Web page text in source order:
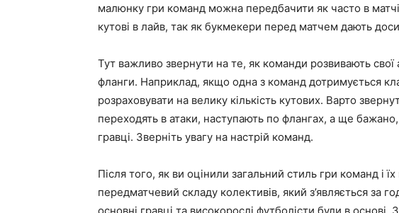
малюнку гри команд можна передбачити як часто в
кутові в лайв, так як букмекери перед матчем дають
Тут важливо звернути на те, як команди розвивають
фланги. Наприклад, якщо одна з команд дотримується
розраховувати на велику кількість кутових. Варто
переходять в атаки, наступають по флангах, а ще
гравці. Зверніть увагу на настрій команд.
Після того, як ви оцінили загальний стиль гри команд і їх
передматчевий складу колективів, який з’являється за
основні гравці та високорослі футболісти були в